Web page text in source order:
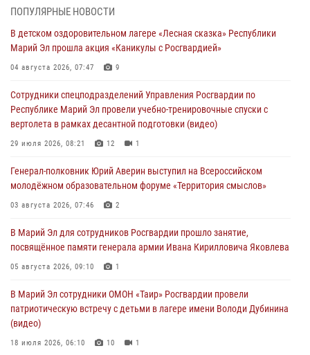
Всероссийском семинаре в Нижнем Новгороде (видео)
07 августа 2026, 06:25 8 1
Команда «Росгвардия» принимает участие в военно-спортивном
07 августа 2026, 05:43 10
Представитель вневедомственной охраны Управления Росгвардии
по Республике Марий Эл принял участие в учебно-методическом
06 августа 2026, 09:37 10
В Марий Эл сотрудники ЛРР Росгвардии за прошедший месяц
06 августа 2026, 08:00
В Марий Эл сотрудники вневедомственной охраны Росгвардии за
05 августа 2026, 09:44
ПОПУЛЯРНЫЕ НОВОСТИ
В детском оздоровительном лагере «Лесная сказка» Республики
Марий Эл прошла акция «Каникулы с Росгвардией»
04 августа 2026, 07:47 9
Сотрудники спецподразделений Управления Росгвардии по
Республике Марий Эл провели учебно-тренировочные спуски с
вертолета в рамках десантной подготовки (видео)
29 июля 2026, 08:21 12 1
Генерал-полковник Юрий Аверин выступил на Всероссийском
молодёжном образовательном форуме «Территория смыслов»
03 августа 2026, 07:46 2
В Марий Эл для сотрудников Росгвардии прошло занятие,
посвящённое памяти генерала армии Ивана Кирилловича Яковлева
05 августа 2026, 09:10 1
В Марий Эл сотрудники ОМОН «Таир» Росгвардии провели
патриотическую встречу с детьми в лагере имени Володи Дубинина
(видео)
18 июля 2026, 06:10 10 1